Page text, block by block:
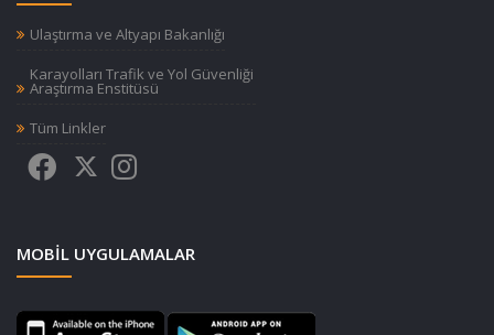
Ulaştırma ve Altyapı Bakanlığı
Karayolları Trafik ve Yol Güvenliği
Araştırma Enstitüsü
Tüm Linkler
MOBIL UYGULAMALAR